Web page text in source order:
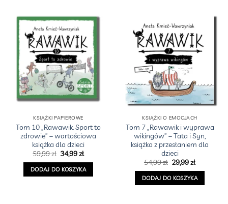
KSIĄŻKI PAPIEROWE
Tom 10 „Rawawik. Sport to
zdrowie” – wartościowa
książka dla dzieci
59,99zł Pierwotna
cena
wynosiła:
59,99 zł.
34,99złAktualna
wynosi:
34,99 zł.
DODAJ DO KOSZYKA
KSIĄŻKI O EMOCJACH
Tom 7 „Rawawik i wyprawa
wikingów” – Tata i Syn,
książka z przesłaniem dla
dzieci
54,99zł Pierwotna
cena
wynosiła:
54,99 zł.
29,99złAktualna
wynosi:
29,99 zł.
DODAJ DO KOSZYKA